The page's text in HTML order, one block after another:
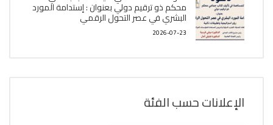
محكم ذو ترقيم دولي بعنوان : إستدامة المورد
البشري في عصر التحول الرقمي
2026-07-23
الإعلانات حسب الفئة